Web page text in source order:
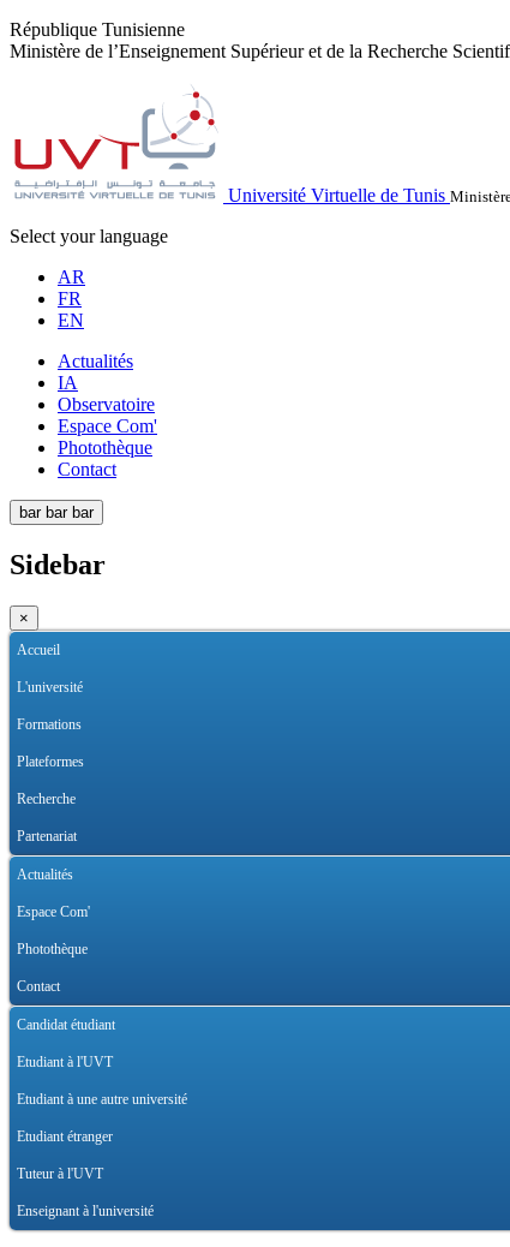
République Tunisienne
Ministère de l’Enseignement Supérieur et de la Recherche
Université Virtuelle de Tunis
Select your language
AR
FR
EN
Actualités
IA
Observatoire
Espace Com'
Photothèque
Contact
bar bar bar
Sidebar
×
Accueil
L'université
Formations
Plateformes
Recherche
Partenariat
Actualités
Espace Com'
Photothèque
Contact
Candidat étudiant
Etudiant à l'UVT
Etudiant à une autre université
Etudiant étranger
Tuteur à l'UVT
Enseignant à l'université